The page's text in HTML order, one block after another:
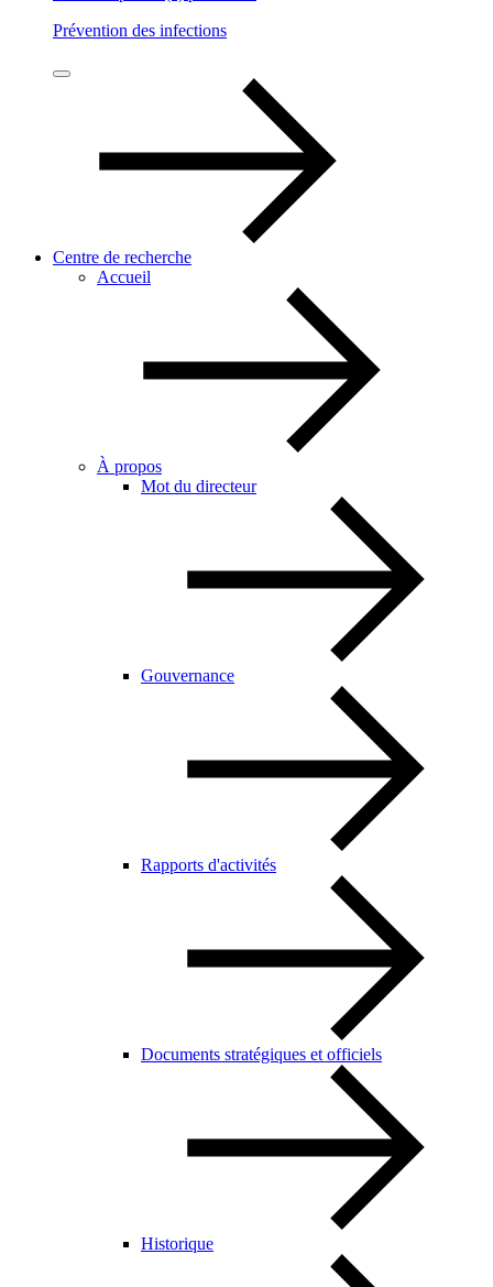
Prévention des infections
Centre de recherche
Accueil
À propos
Mot du directeur
Gouvernance
Rapports d'activités
Documents stratégiques et officiels
Historique